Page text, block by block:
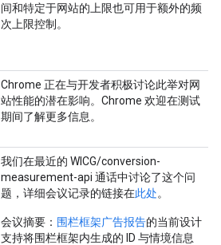
间和特定于网站的上限也可用于额外的频
次上限控制。
Chrome 正在与开发者积极讨论此举对网
站性能的潜在影响。Chrome 欢迎在测试
期间了解更多信息。
我们在最近的 WICG/conversion-
measurement-api 通话中讨论了这个问
题，详细会议记录的链接在此处。
会议摘要： 围栏框架广告报告的当前设计
支持将围栏框架内生成的 ID 与情境信息